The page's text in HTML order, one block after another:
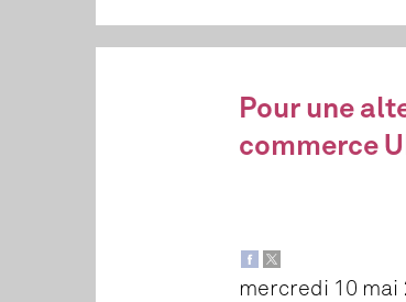
Pour une
commerce
mercredi 10 mai